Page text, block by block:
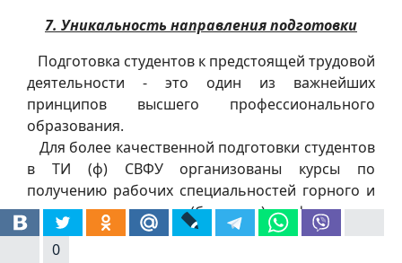
7. Уникальность направления подготовки
Подготовка студентов к предстоящей трудовой
деятельности - это один из важнейших
принципов высшего профессионального
образования.
Для более качественной подготовки студентов
в ТИ (ф) СВФУ организованы курсы по
получению рабочих специальностей горного и
геолого-разведочного (бурового) профиля:
- машинист экскаватора;
- машинист буровой установки;
0